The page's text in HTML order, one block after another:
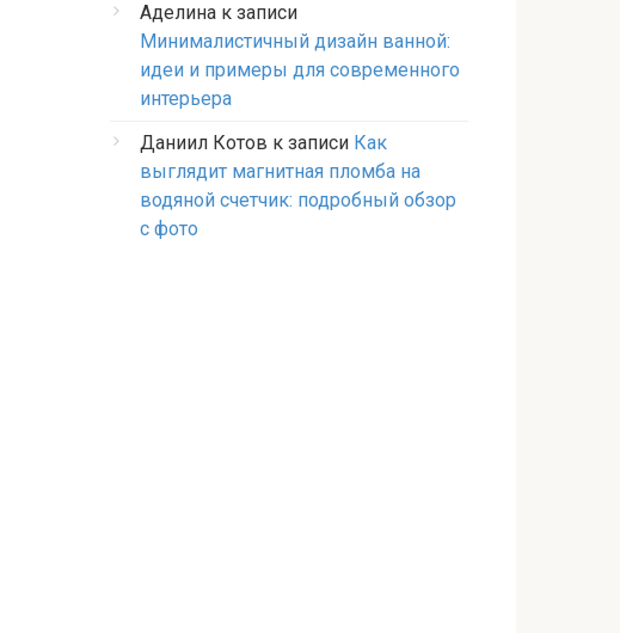
Аделина к записи
Минималистичный дизайн ванной:
идеи и примеры для современного
интерьера
Даниил Котов к записи Как
выглядит магнитная пломба на
водяной счетчик: подробный обзор
с фото